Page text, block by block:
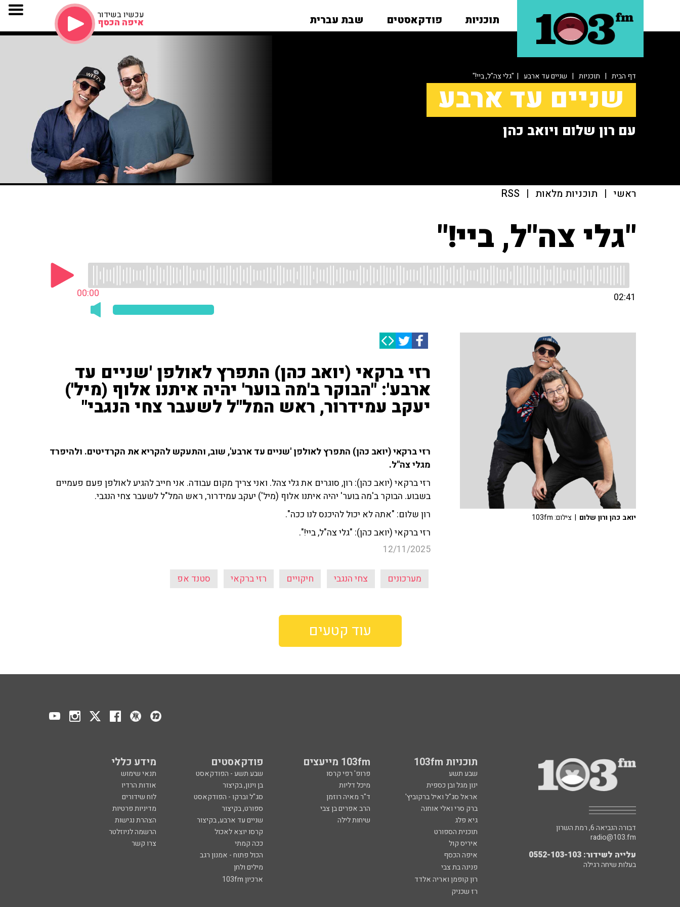
תוכניות פודקאסטים שבת עברית עכשיו בשידור
איפה הכסף
דף הבית | תוכניות | שניים עד ארבע | "גלי צה"ל, ביי!"
שניים עד ארבע
עם רון שלום ויואב כהן
ראשי | תוכניות מלאות |
RSS
"גלי צה"ל, ביי!"
00:00 02:41
רזי ברקאי (יואב כהן) התפרץ לאולפן 'שניים עד
ארבע': "הבוקר ב'מה בוער' יהיה איתנו אלוף (מיל')
יעקב עמידרור, ראש המל"ל לשעבר צחי הנגבי"
רזי ברקאי (יואב כהן) התפרץ לאולפן 'שניים עד ארבע', שוב, והתעקש להקריא את הקרדיטים. ולהיפרד
מגלי צה"ל.
רזי ברקאי (יואב כהן): רון, סוגרים את גלי צהל. ואני צריך מקום עבודה. אני חייב להגיע לאולפן פעם פעמיים
בשבוע. הבוקר ב'מה בוער' יהיה איתנו אלוף (מיל') יעקב עמידרור, ראש המל"ל לשעבר צחי הנגבי.
רון שלום: "אתה לא יכול להיכנס לנו ככה".
רזי ברקאי (יואב כהן): "גלי צה"ל, ביי!".
12/11/2025
מערכונים צחי הנגבי חיקויים רזי ברקאי סטנד אפ
יואב כהן ורון שלום | צילום: 103fm
עוד קטעים
תוכניות 103fm 103fm מייעצים פודקאסטים מידע כללי
שבע תשע פרופ' רפי קרסו שבע תשע - הפודקאסט
תנאי שימוש
ינון מגל ובן כספית
מיכל דליות בן וינון, בקיצור
אודות הרדיו
אראל סג"ל ואיל ברקוביץ'
ד"ר מאיה רוזמן סג"ל וברקו - הפודקאסט
לוח שידורים
ברק סרי ואלי אוחנה
הרב אפרים בן צבי ספורט, בקיצור
מדיניות פרטיות
גיא פלג
שיחות לילה שניים עד ארבע, בקיצור
הצהרת נגישות
תוכנית הספורט
קרסו יוצא לאכול
הרשמה לניוזלטר
איריס קול
ככה קמתי
צרו קשר
איפה הכסף
הכול פתוח - אמנון רגב
פנינה בת צבי
מילים ולחן
רון קופמן ואריה אלדד
ארכיון 103fm
רז שכניק
דבורה הנביאה 6, רמת השרון
radio@103.fm
עלייה לשידור: 0552-103-103
בעלות שיחה רגילה